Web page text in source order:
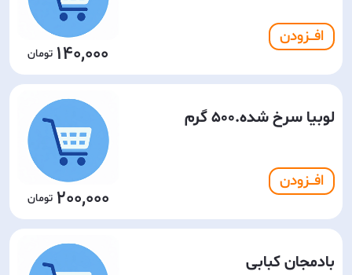
افـــزودن
140,000
لوبیا سرخ شده.500 گرم
افـــزودن
200,000
بادمجان کبابی